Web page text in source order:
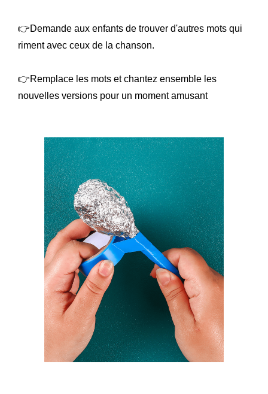
👉Demande aux enfants de trouver d'autres mots qui
riment avec ceux de la chanson.
👉Remplace les mots et chantez ensemble les
nouvelles versions pour un moment amusant